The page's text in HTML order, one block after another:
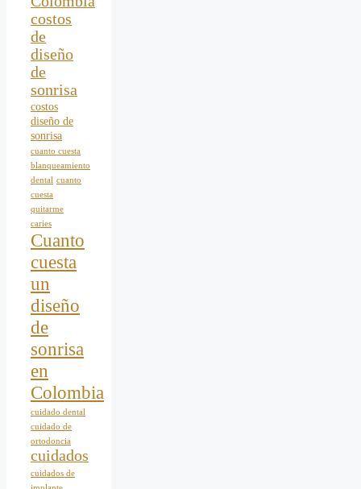
costos
de
diseño
de
sonrisa
costos
diseño de
sonrisa
cuanto cuesta
blanqueamiento
dental cuanto
cuesta
quitarme
caries
Cuanto
cuesta
un
diseño
de
sonrisa
en
Colombia
cuidado dental
cuidado de
ortodoncia
cuidados
cuidados de